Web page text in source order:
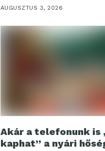
AUGUSZTUS 3, 2026
Akár a telefonunk is
kaphat” a nyári